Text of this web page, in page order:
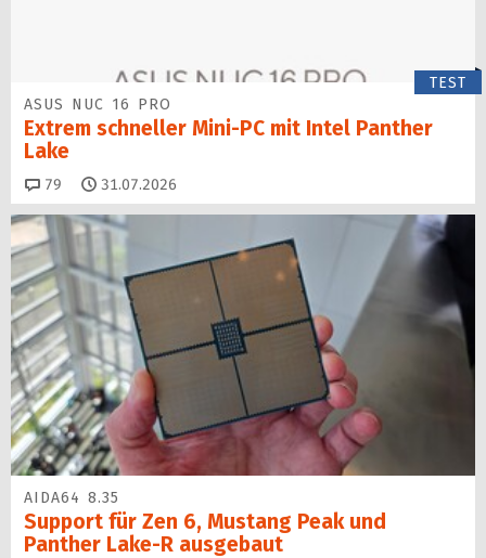
TEST
ASUS NUC 16 PRO
Extrem schneller Mini-PC mit Intel Panther
Lake
79 Kommentare
31.07.2026
AIDA64 8.35
Support für Zen 6, Mustang Peak und
Panther Lake-R ausgebaut